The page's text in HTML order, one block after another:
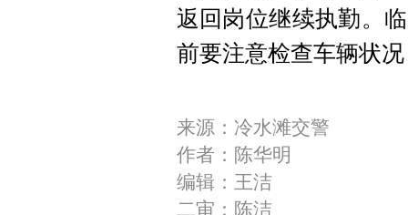
返回岗位继续执勤。
前要注意检查车辆状
来源：冷水滩交警
作者：陈华明
编辑：王洁
二审：陈洁